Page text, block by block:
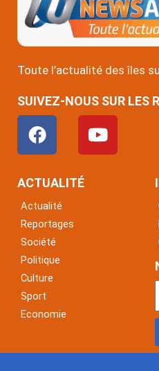
Toute l’actualité des îles
SUIVEZ-NOUS SUR LES
F
a
c
e
o
o
k
Y
o
u
ACTUALITÉ
Actualité
Reportages
Société
Politique
Culture
Sport
Economie